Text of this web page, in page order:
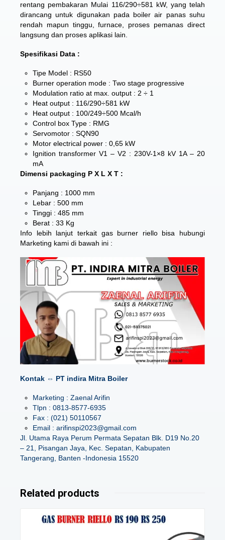
rentang pembakaran Mulai 116/290÷581 kW, yang telah
dirancang untuk digunakan pada boiler air panas suhu
rendah mapun tinggu, furnace, proses pemanas direct
langsung dan proses aplikasi lain.
Spesifikasi Data :
Tipe Model : RS50
Burner operation mode : Two stage progressive
Modulation ratio at max. output : 2 ÷ 1
Heat output : 116/290÷581 kW
Heat output : 100/249÷500 Mcal/h
Control box Type : RMG
Servomotor : SQN90
Motor electrical power : 0,65 kW
Ignition transformer V1 – V2 : 230V-1×8 kV 1A – 20
mA
Dimensi packaging P X L X T :
Panjang : 1000 mm
Lebar : 500 mm
Tinggi : 485 mm
Berat : 33 Kg
Info lebih lanjut terkait gas burner riellobisa hubungi
Marketing kami di bawah ini :
Kontak ⇔ PT indira Mitra Boiler
Marketing : Zaenal Arifin
Tlpn : 0813-8577-6935
Fax : (021) 50110567
Email : arifinspi2023@gmail.com
Jl. Utama Raya Perum Permata Sepatan Blk. D19 No.20
– 21, Pisangan Jaya, Kec. Sepatan, Kabupaten
Tangerang, Banten -Indonesia 15520
Related products